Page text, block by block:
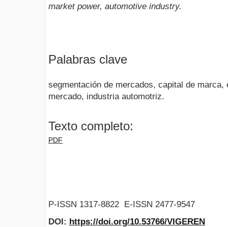
market power, automotive industry.
Palabras clave
segmentación de mercados, capital de
mercado, industria automotriz.
Texto completo:
PDF
P-ISSN 1317-8822 E-ISSN 2477-9547
DOI: https://doi.org/10.53766/VIGEREN